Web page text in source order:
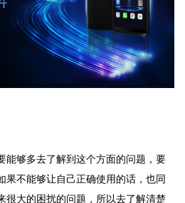
能够多去了解到这个方面的问题，要
果不能够让自己正确使用的话，也同
很大的困扰的问题，所以去了解清楚